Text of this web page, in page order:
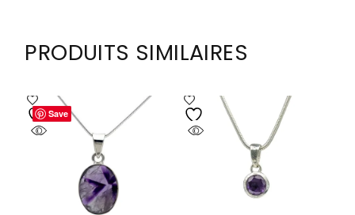
PRODUITS SIMILAIRES
Save
Save